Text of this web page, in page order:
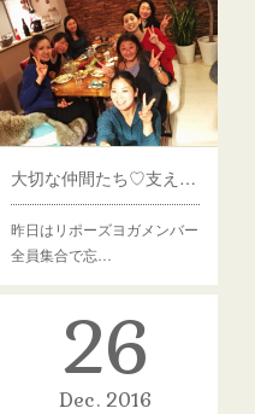
大切な仲間たち♡支えられているという事♡
昨日はリポーズヨガメンバー
全員集合で忘…
26
Dec 2016